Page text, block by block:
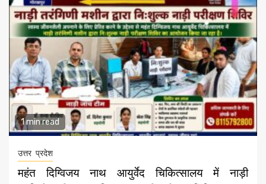
1 min read
उत्तर प्रदेश
महंत दिग्विजय नाथ आयुर्वेद चिकित्सालय में नाड़ी